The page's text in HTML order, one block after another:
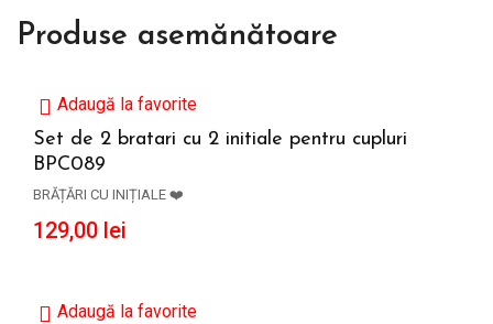
Produse asemănătoare
Adaugă la favorite
Set de 2 bratari cu 2 initiale pentru cupluri
BPC089
BRĂȚĂRI CU INIȚIALE ❤️
129,00 lei
Adaugă la favorite